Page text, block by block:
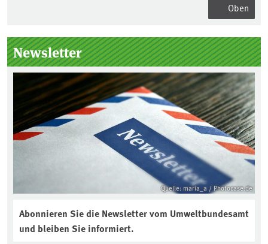
Oben
Seitenleiste
Newsletter
Quelle: maria_a / Photocase.de
Abonnieren Sie die Newsletter vom Umweltbundesamt
und bleiben Sie informiert.